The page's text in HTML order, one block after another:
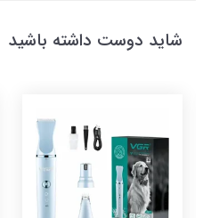
شاید دوست داشته باشید